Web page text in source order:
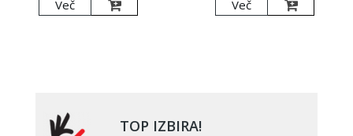
Več Več
TOP IZBIRA!